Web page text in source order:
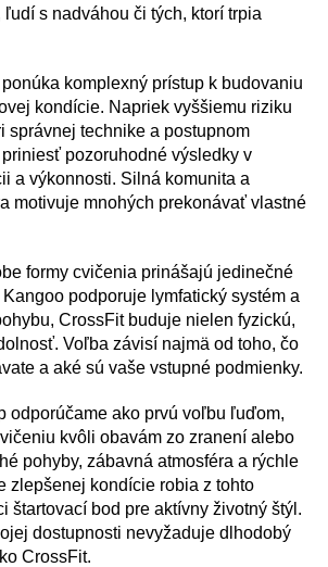
ľudí s nadváhou či tých, ktorí trpia
komplexný prístup k budovaniu
kondície. Napriek vyššiemu riziku
správnej technike a postupnom
pozoruhodné výsledky v
a výkonnosti. Silná komunita a
motivuje mnohých prekonávať vlastné
formy cvičenia prinášajú jedinečné
podporuje lymfatický systém a
CrossFit buduje nielen fyzickú,
Voľba závisí najmä od toho, čo
a aké sú vaše vstupné podmienky.
odporúčame ako prvú voľbu ľuďom,
kvôli obavám zo zranení alebo
pohyby, zábavná atmosféra a rýchle
zlepšenej kondície robia z tohto
štartovací bod pre aktívny životný štýl.
dostupnosti nevyžaduje dlhodobý
CrossFit.